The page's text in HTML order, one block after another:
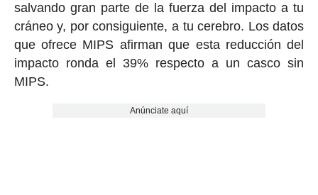
salvando gran parte de la fuerza del impacto a tu
cráneo y, por consiguiente, a tu cerebro. Los datos
que ofrece MIPS afirman que esta reducción del
impacto ronda el 39% respecto a un casco sin
MIPS.
Anúnciate aquí